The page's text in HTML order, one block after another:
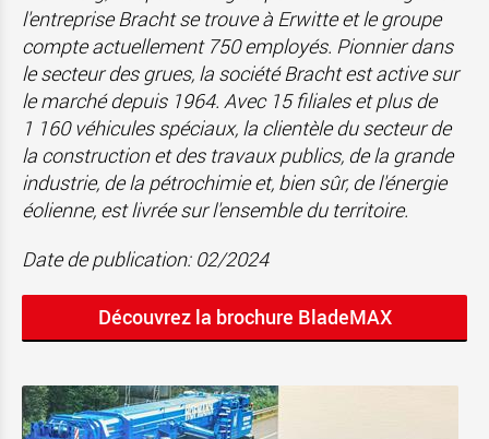
l'entreprise Bracht se trouve à Erwitte et le groupe
compte actuellement 750 employés. Pionnier dans
le secteur des grues, la société Bracht est active sur
le marché depuis 1964. Avec 15 filiales et plus de
1 160 véhicules spéciaux, la clientèle du secteur de
la construction et des travaux publics, de la grande
industrie, de la pétrochimie et, bien sûr, de l'énergie
éolienne, est livrée sur l'ensemble du territoire.
Date de publication: 02/2024
Découvrez la brochure BladeMAX